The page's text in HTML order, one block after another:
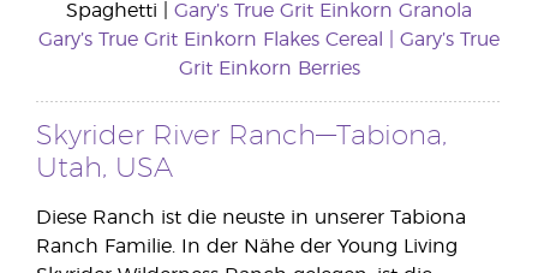
Spaghetti | Gary’s True Grit Einkorn Granola
Gary’s True Grit Einkorn Flakes Cereal | Gary’s True
Grit Einkorn Berries
Skyrider River Ranch—Tabiona,
Utah, USA
Diese Ranch ist die neuste in unserer Tabiona
Ranch Familie. In der Nähe der Young Living